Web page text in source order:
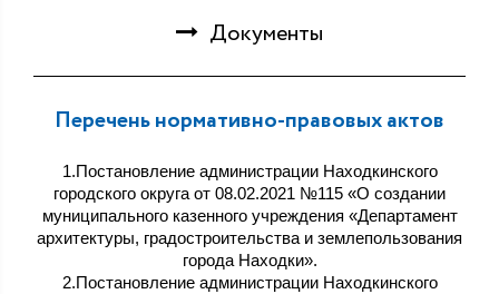
Документы
Перечень нормативно-правовых актов
1.Постановление администрации Находкинского
городского округа от 08.02.2021 №115 «О создании
муниципального казенного учреждения «Департамент
архитектуры, градостроительства и землепользования
города Находки».
2.Постановление администрации Находкинского